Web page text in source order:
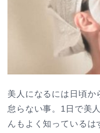
美人になるには日頃か
怠らない事。1日で美
んもよく知っているは